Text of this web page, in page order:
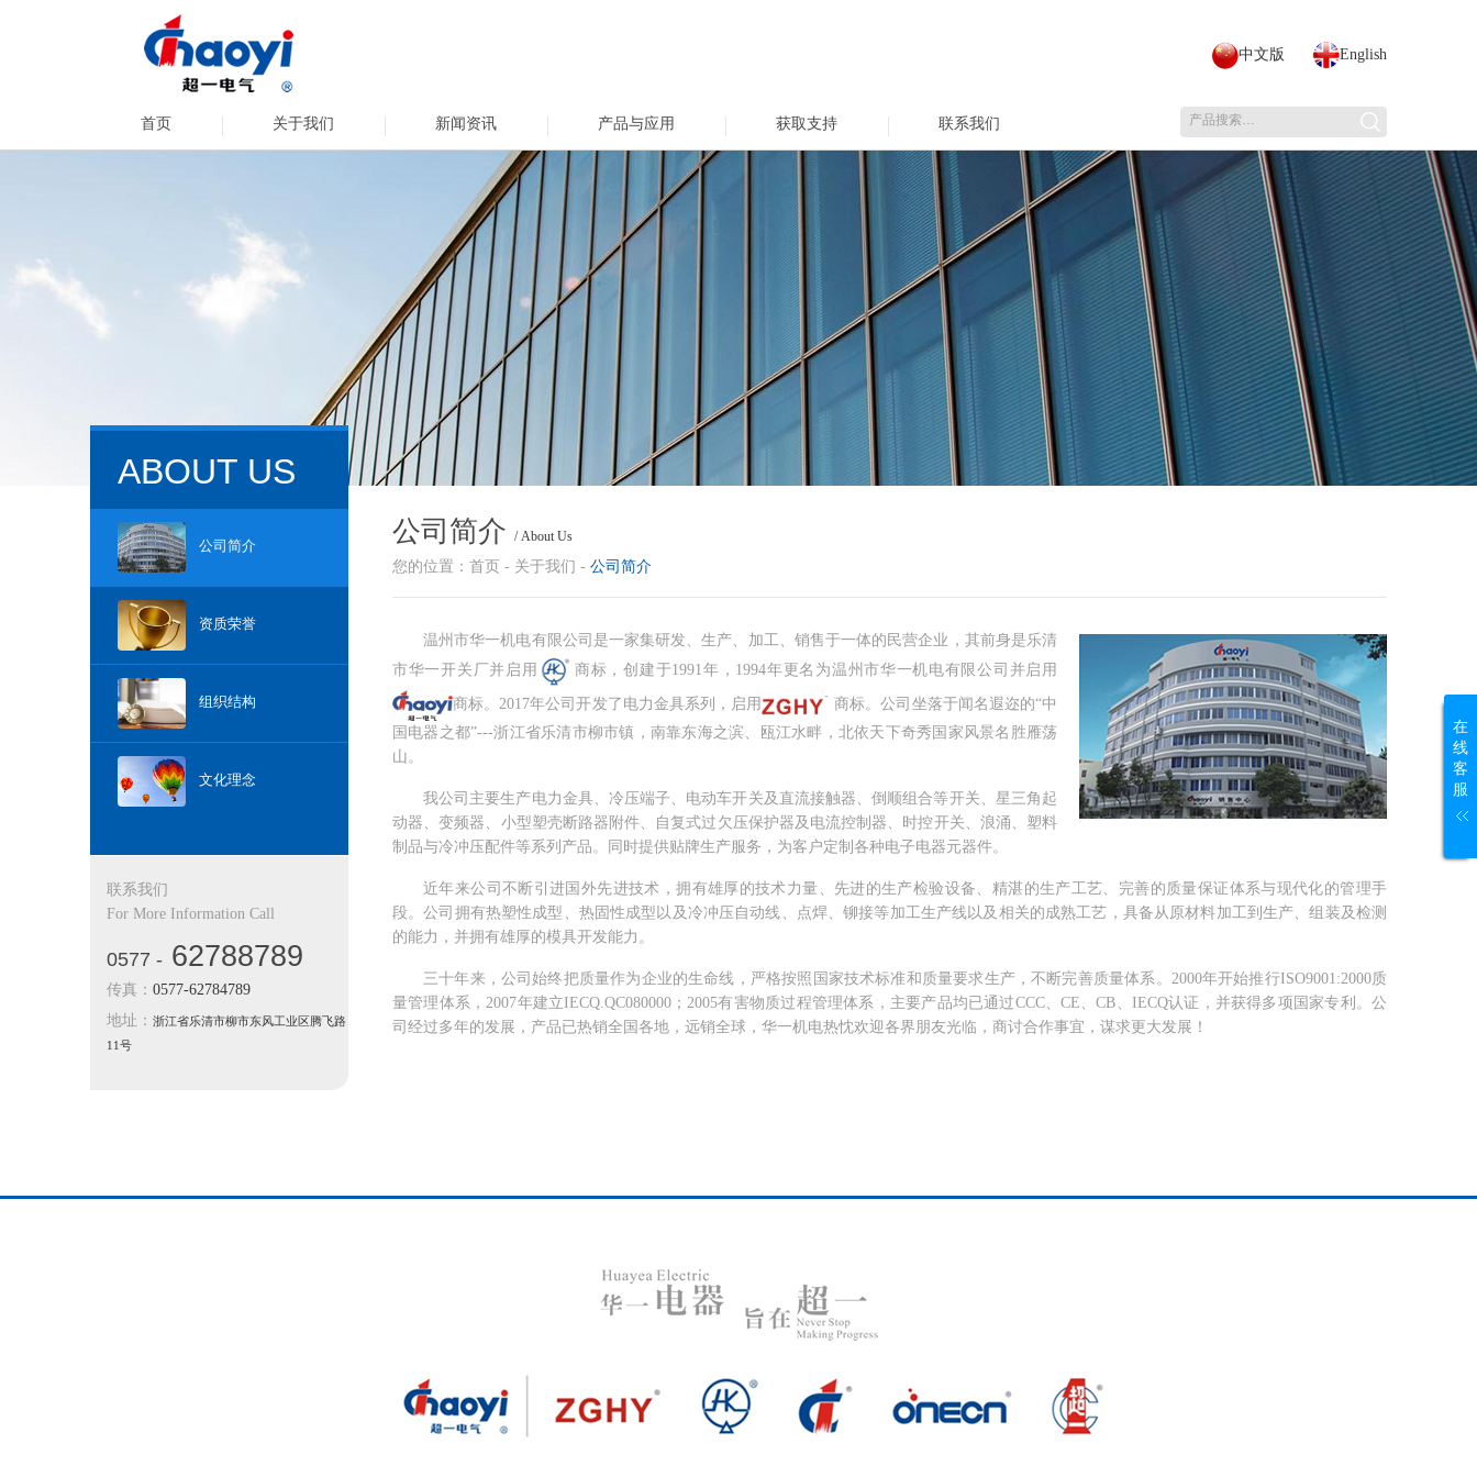
在
线
客
服
English
中文版
首页 关于我们 新闻资讯 产品与应用 获取支持 联系我们
ABOUT US
公司简介
资质荣誉
组织结构
文化理念
联系我们
For More Information Call
0577 - 62788789
传真： 0577-62784789
地址： 浙江省乐清市柳市东风工业区腾飞路
11号
公司简介 / About Us
您的位置： 首页 - 关于我们 - 公司简介
温州市华一机电有限公司是一家集研发、生产、加工、销售于一体的民营企业，其前身是乐清
市华一开关厂并启用
商标 ，创建于1991年，1994年更名为温州市华一机电有限公司并启用
商标。2017年公司开发了电力金具系列，启用 商标。公司坐落于闻名遐迩的“中
国电器之都”---浙江省乐清市柳市镇，南靠东海之滨、瓯江水畔，北依天下奇秀国家风景名胜雁荡
山。
我公司主要生产电力金具、冷压端子、电动车开关及直流接触器、倒顺组合等开关、星三角起
动器、变频器、小型塑壳断路器附件、自复式过欠压保护器及电流控制器、时控开关、浪涌、塑料
制品与冷冲压配件等系列产品。同时提供贴牌生产服务，为客户定制各种电子电器元器件。
近年来公司不断引进国外先进技术，拥有雄厚的技术力量、先进的生产检验设备、精湛的生产工艺、完善的质量保证体系与现代化的管理手
段。公司拥有热塑性成型、热固性成型以及冷冲压自动线、点焊、铆接等加工生产线以及相关的成熟工艺，具备从原材料加工到生产、组装及检测
的能力，并拥有雄厚的模具开发能力。
三十年来，公司始终把质量作为企业的生命线，严格按照国家技术标准和质量要求生产，不断完善质量体系。 2000年开始推行ISO9001:2000质
量管理体系，2007年建立IECQ.QC080000；2005有害物质过程管理体系，主要产品均已通过CCC、CE、CB、IECQ认证，并获得多项国家专利。公
司经过多年的发展，产品已热销全国各地，远销全球，华一机电热忱欢迎各界朋友光临，商讨合作事宜，谋求更大发展！